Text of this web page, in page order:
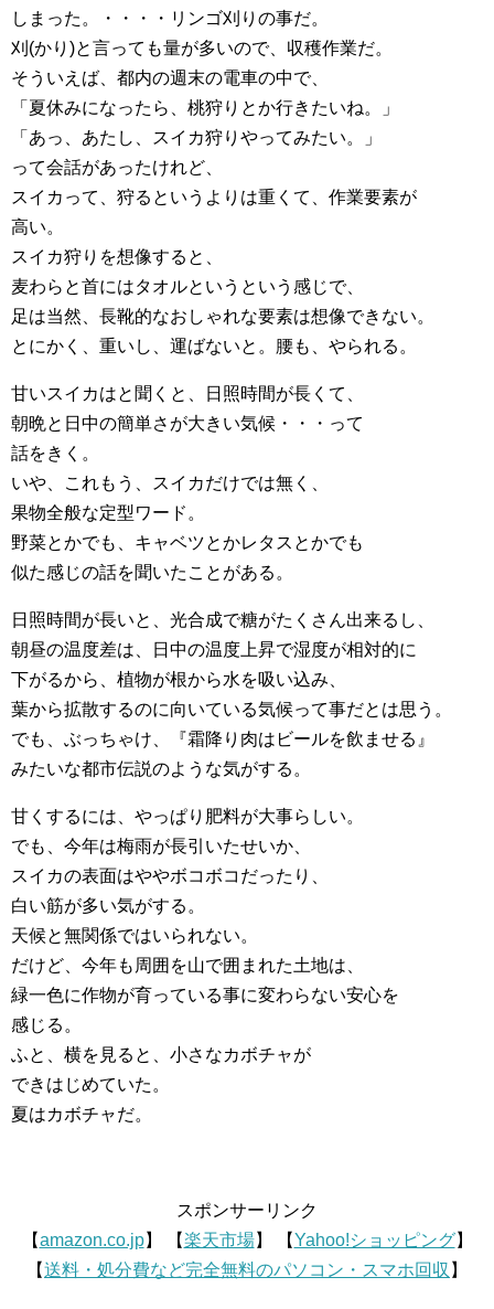
しまった。・・・・リンゴ刈りの事だ。
刈(かり)と言っても量が多いので、収穫作業だ。
そういえば、都内の週末の電車の中で、
「夏休みになったら、桃狩りとか行きたいね。」
「あっ、あたし、スイカ狩りやってみたい。」
って会話があったけれど、
スイカって、狩るというよりは重くて、作業要素が
高い。
スイカ狩りを想像すると、
麦わらと首にはタオルというという感じで、
足は当然、長靴的なおしゃれな要素は想像できない。
とにかく、重いし、運ばないと。腰も、やられる。
甘いスイカはと聞くと、日照時間が長くて、
朝晩と日中の簡単さが大きい気候・・・って
話をきく。
いや、これもう、スイカだけでは無く、
果物全般な定型ワード。
野菜とかでも、キャベツとかレタスとかでも
似た感じの話を聞いたことがある。
日照時間が長いと、光合成で糖がたくさん出来るし、
朝昼の温度差は、日中の温度上昇で湿度が相対的に
下がるから、植物が根から水を吸い込み、
葉から拡散するのに向いている気候って事だとは思う。
でも、ぶっちゃけ、『霜降り肉はビールを飲ませる』
みたいな都市伝説のような気がする。
甘くするには、やっぱり肥料が大事らしい。
でも、今年は梅雨が長引いたせいか、
スイカの表面はややボコボコだったり、
白い筋が多い気がする。
天候と無関係ではいられない。
だけど、今年も周囲を山で囲まれた土地は、
緑一色に作物が育っている事に変わらない安心を
感じる。
ふと、横を見ると、小さなカボチャが
できはじめていた。
夏はカボチャだ。
スポンサーリンク
【amazon.co.jp】 【楽天市場】 【Yahoo!ショッピング】
【送料・処分費など完全無料のパソコン・スマホ回収 】